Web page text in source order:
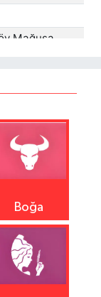
Boğa